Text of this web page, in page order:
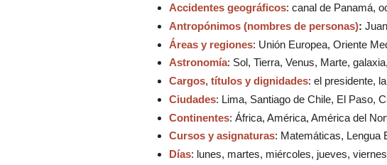
Accidentes geográficos: canal de Panamá,
Antropónimos (nombres de personas):
Áreas y regiones: Unión Europea, Oriente
Astronomía: Sol, Tierra, Venus, Marte,
Cargos, títulos y dignidades: el presidente,
Ciudades: Lima, Santiago de Chile, El Paso,
Continentes: África, América, América del
Cursos y asignaturas: Matemáticas, Lengua
Días: lunes, martes, miércoles, jueves,